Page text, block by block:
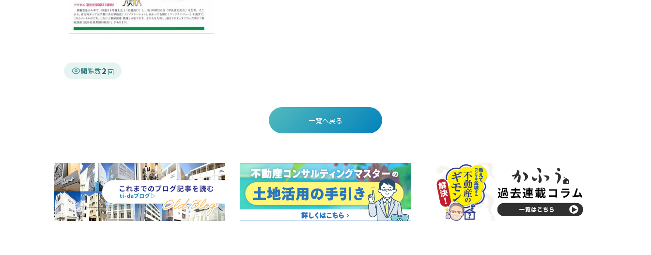
閲覧数2
一覧へ戻る